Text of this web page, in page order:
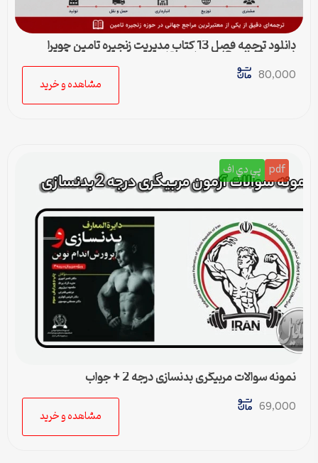
دانلود ترجمه فصل 13 کتاب مدیریت زنجیره تامین چوپرا
(Sunil Chopra) | حمل و نقل در زنجیره تامین
80,000
مشاهده و خرید
pdf پي دي اف
نمونه سوالات مربیگری بدنسازی درجه 2 + جواب
69,000
مشاهده و خرید